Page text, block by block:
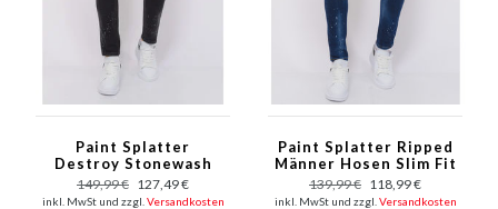
Paint Splatter
Destroy Stonewash
Jeans Männer Slim Fit
-1084 - Schwarz
149,99 € 127,49 €
inkl. MwSt und zzgl. Versandkosten
Paint Splatter Ripped
Männer Hosen Slim Fit
- 1075 - Blau
139,99 € 118,99 €
inkl. MwSt und zzgl. Versandkosten